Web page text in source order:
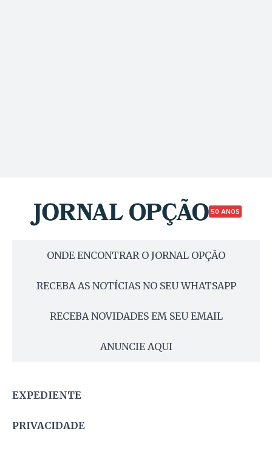
50 ANOS
ONDE ENCONTRAR O JORNAL OPÇÃO
RECEBA AS NOTÍCIAS NO SEU WHATSAPP
RECEBA NOVIDADES EM SEU EMAIL
ANUNCIE AQUI
EXPEDIENTE
PRIVACIDADE